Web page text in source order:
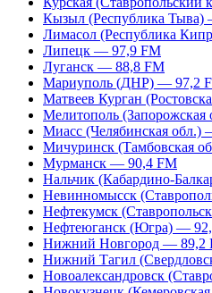
Кызыл (Республика Тыва)
Лимасол (Республика
Липецк — 97,9 FM
Луганск — 88,8 FM
Мариуполь (ДНР) — 97,2
Матвеев Курган
Мелитополь
Миасс (Челябинская обл.)
Мичуринск (Тамбовская
Мурманск — 90,4 FM
Нальчик (Кабардино-
Невинномысск
Нефтекумск
Нефтеюганск (Югра) —
Нижний Новгород — 89,2
Нижний Тагил
Новоалександровск